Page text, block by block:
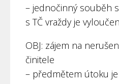
– jednočinný souběh
s TČ vraždy je vyloučen
OBJ: zájem na
činitele
– předmětem útoku